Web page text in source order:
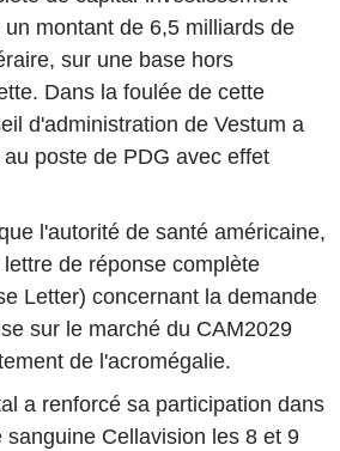
montant de 6,5 milliards de
sur une base hors
Dans la foulée de cette
d'administration de Vestum a
poste de PDG avec effet
l'autorité de santé américaine,
de réponse complète
Letter) concernant la demande
sur le marché du CAM2029
de l'acromégalie.
a renforcé sa participation dans
sanguine Cellavision les 8 et 9